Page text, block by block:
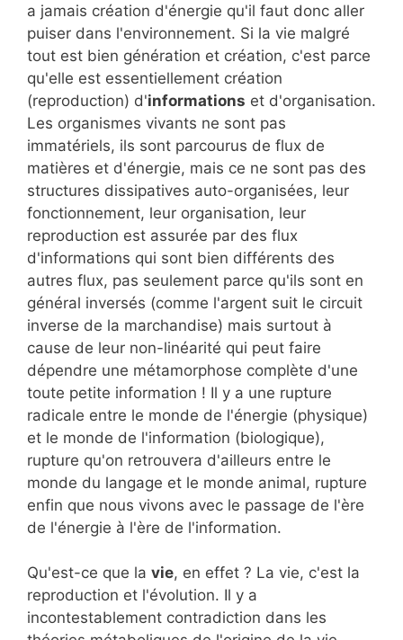
a jamais création d'énergie qu'il faut donc aller
puiser dans l'environnement. Si la vie malgré
tout est bien génération et création, c'est parce
qu'elle est essentiellement création
(reproduction) d'informations et d'organisation.
Les organismes vivants ne sont pas
immatériels, ils sont parcourus de flux de
matières et d'énergie, mais ce ne sont pas des
structures dissipatives auto-organisées, leur
fonctionnement, leur organisation, leur
reproduction est assurée par des flux
d'informations qui sont bien différents des
autres flux, pas seulement parce qu'ils sont en
général inversés (comme l'argent suit le circuit
inverse de la marchandise) mais surtout à
cause de leur non-linéarité qui peut faire
dépendre une métamorphose complète d'une
toute petite information ! Il y a une rupture
radicale entre le monde de l'énergie (physique)
et le monde de l'information (biologique),
rupture qu'on retrouvera d'ailleurs entre le
monde du langage et le monde animal, rupture
enfin que nous vivons avec le passage de l'ère
de l'énergie à l'ère de l'information.
Qu'est-ce que la vie, en effet ? La vie, c'est la
reproduction et l'évolution. Il y a
incontestablement contradiction dans les